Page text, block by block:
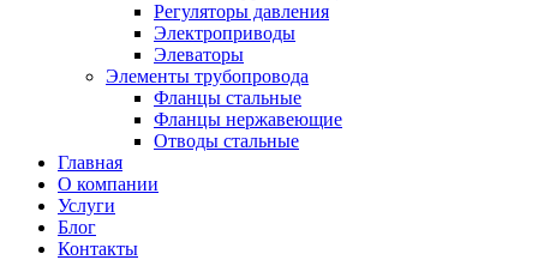
Регуляторы давления
Электроприводы
Элеваторы
Элементы трубопровода
Фланцы стальные
Фланцы нержавеющие
Отводы стальные
Главная
О компании
Услуги
Блог
Контакты